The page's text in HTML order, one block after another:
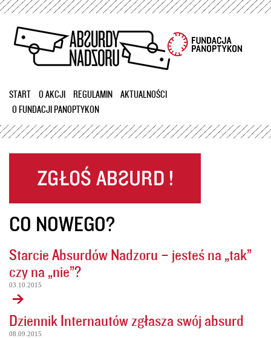
Przejdź
treści
START O AKCJI REGULAMIN
AKTUALNOŚCI
O FUNDACJI PANOPTYKON
CO NOWEGO?
Starcie Absurdów Nadzoru – jesteś na „tak”
czy na „nie”?
03.10.2015
Dziennik Internautów zgłasza swój absurd
08.09.2015